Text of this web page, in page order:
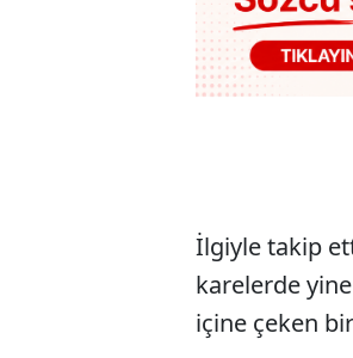
İlgiyle takip
karelerde yine
içine çeken